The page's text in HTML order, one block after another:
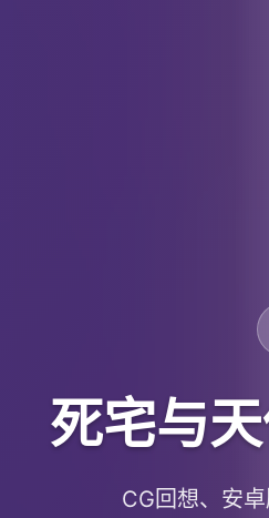
死宅与
CG回想、安